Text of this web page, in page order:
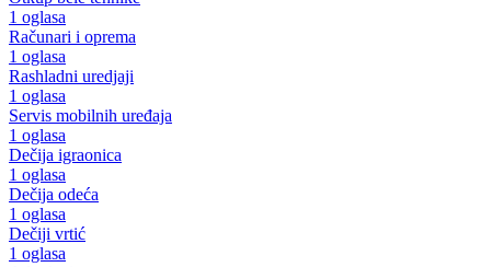
1 oglasa
Računari i oprema
1 oglasa
Rashladni uredjaji
1 oglasa
Servis mobilnih uređaja
1 oglasa
Dečija igraonica
1 oglasa
Dečija odeća
1 oglasa
Dečiji vrtić
1 oglasa